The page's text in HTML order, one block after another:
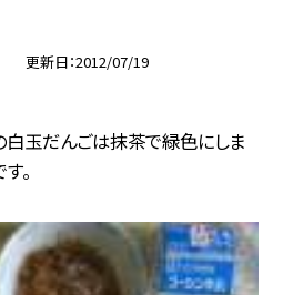
更新日 2012/07/19
白玉だんごは抹茶で緑色にしま
。